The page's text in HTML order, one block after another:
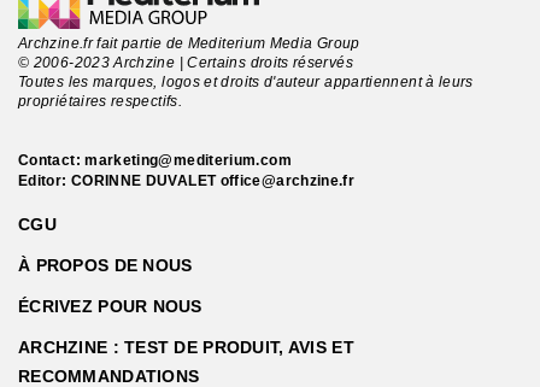
Archzine.fr fait partie de Mediterium Media Group
© 2006-2023 Archzine | Certains droits réservés
Toutes les marques, logos et droits d'auteur appartiennent à leurs
propriétaires respectifs.
Contact:marketing@mediterium.com
Editor: CORINNE DUVALET office@archzine.fr
CGU
À PROPOS DE NOUS
ÉCRIVEZ POUR NOUS
ARCHZINE : TEST DE PRODUIT, AVIS ET
RECOMMANDATIONS